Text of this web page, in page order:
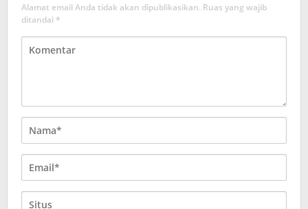
Alamat email Anda tidak akan dipublikasikan. Ruas yang wajib
ditandai *